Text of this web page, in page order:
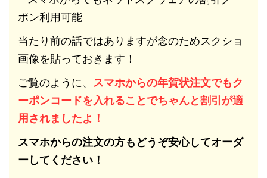
当たり前の話ではありますが念のためスクショ
画像を貼っておきます！
ご覧のように、 スマホからの年賀状注文でもク
ーポンコードを入れることでちゃんと割引が適
用されましたよ！
スマホからの注文の方もどうぞ安心してオーダ
ーしてください！